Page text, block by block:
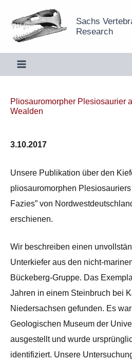
Inhalt
springen
Sachs
Research
Pliosauromorpher Plesiosaurier
Wealden
3.10.2017
Unsere Publikation über den
pliosauromorphen
Fazies” von
erschienen.
Wir beschreiben einen
Unterkiefer aus den nicht-
Bückeberg-Gruppe. Das
Jahren in einem Steinbruch bei
Niedersachsen gefunden. Es
Geologischen Museum der
ausgestellt und wurde
identifiziert. Unsere